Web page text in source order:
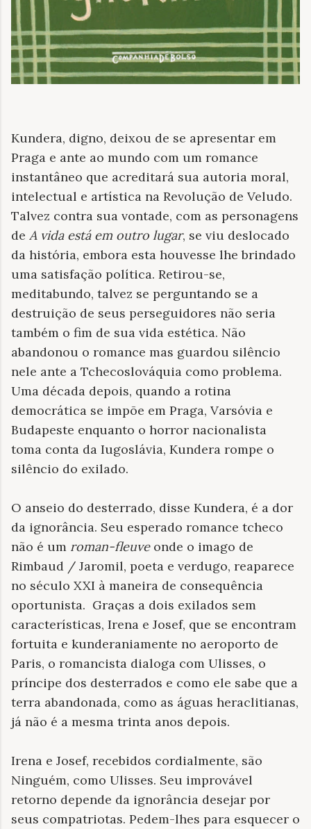
Kundera, digno, deixou de se apresentar em
Praga e ante ao mundo com um romance
instantâneo que acreditará sua autoria moral,
intelectual e artística na Revolução de Veludo.
Talvez contra sua vontade, com as personagens
de A vida está em outro lugar, se viu deslocado
da história, embora esta houvesse lhe brindado
uma satisfação política. Retirou-se,
meditabundo, talvez se perguntando se a
destruição de seus perseguidores não seria
também o fim de sua vida estética. Não
abandonou o romance mas guardou silêncio
nele ante a Tchecoslováquia como problema.
Uma década depois, quando a rotina
democrática se impõe em Praga, Varsóvia e
Budapeste enquanto o horror nacionalista
toma conta da Iugoslávia, Kundera rompe o
silêncio do exilado.
O anseio do desterrado, disse Kundera, é a dor
da ignorância. Seu esperado romance tcheco
não é um roman-fleuveonde o imago de
Rimbaud / Jaromil, poeta e verdugo, reaparece
no século XXI à maneira de consequência
oportunista. Graças a dois exilados sem
características, Irena e Josef, que se encontram
fortuita e kunderaniamente no aeroporto de
Paris, o romancista dialoga com Ulisses, o
príncipe dos desterrados e como ele sabe que a
terra abandonada, como as águas heraclitianas,
já não é a mesma trinta anos depois.
Irena e Josef, recebidos cordialmente, são
Ninguém, como Ulisses. Seu improvável
retorno depende da ignorância desejar por
seus compatriotas. Pedem-lhes para esquecer o